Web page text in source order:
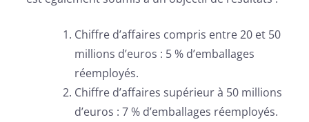
Chiffre d’affaires compris entre 20 et 50
millions d’euros : 5 % d’emballages
réemployés.
Chiffre d’affaires supérieur à 50 millions
d’euros : 7 % d’emballages réemployés.